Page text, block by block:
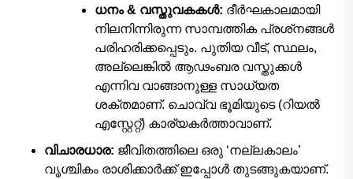
ധനം & വസ്തുവകകൾ: ദീർഘകാലമായി
നിലനിന്നിരുന്ന സാമ്പത്തിക പ്രശ്‌നങ്ങൾ
പരിഹരിക്കപ്പെടും. പുതിയ വീട്, സ്ഥലം,
അല്ലെങ്കിൽ ആഢംബര വസ്തുക്കൾ
എന്നിവ വാങ്ങാനുള്ള സാധ്യത
ശക്തമാണ്. ചൊവ്വ ഭൂമിയുടെ (റിയൽ
എസ്റ്റേറ്റ്) കാര്യകർത്താവാണ്.
വിചാരധാര: ജീവിതത്തിലെ ഒരു ‘നല്ലകാലം’
വൃശ്ചികം രാശിക്കാർക്ക് ഇപ്പോൾ തുടങ്ങുകയാണ്.